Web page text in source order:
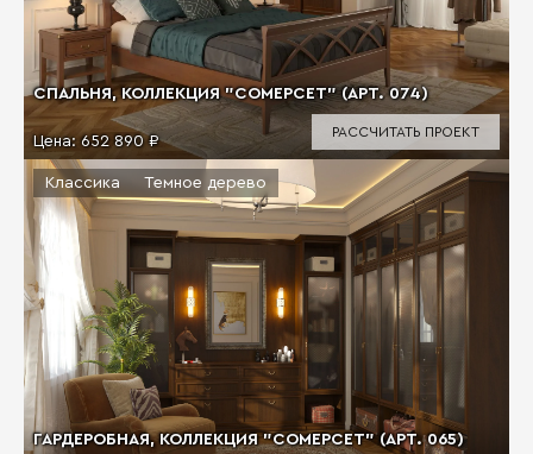
СПАЛЬНЯ, КОЛЛЕКЦИЯ "СОМЕРСЕТ" (АРТ. 074)
Цена:652 890 ₽
РАССЧИТАТЬ ПРОЕКТ
ГАРДЕРОБНАЯ, КОЛЛЕКЦИЯ "СОМЕРСЕТ" (АРТ. 065)
Классика Темное дерево